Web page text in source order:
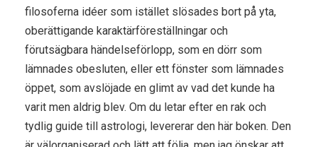
filosoferna idéer som istället slösades bort på yta,
oberättigande karaktärföreställningar och
förutsägbara händelseförlopp, som en dörr som
lämnades obesluten, eller ett fönster som lämnades
öppet, som avslöjade en glimt av vad det kunde ha
varit men aldrig blev. Om du letar efter en rak och
tydlig guide till astrologi, levererar den här boken. Den